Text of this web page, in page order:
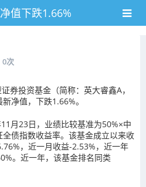
值下跌1.66%
0次
券投资基金（简称：英大睿鑫A，
净值，下跌1.66%。
月23日，业绩比较基准为50%×中
债指数收益率。该基金成立以来收
，近一月收益-2.53%，近一年
。近一年，该基金排名同类